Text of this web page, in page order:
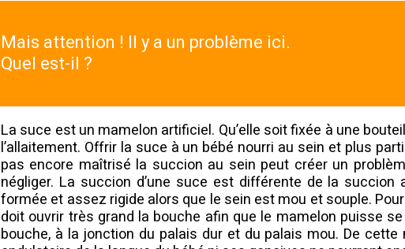
Mais attention ! Il y a un problème ici.
Quel est-il ?
La suce est un mamelon artificiel. Qu’elle soit fixée à une
l’allaitement. Offrir la suce à un bébé nourri au sein et plus
pas encore maîtrisé la succion au sein peut créer un
négliger. La succion d’une suce est différente de la
formée et assez rigide alors que le sein est mou et souple.
doit ouvrir très grand la bouche afin que le mamelon puisse
bouche, à la jonction du palais dur et du palais mou. De cette